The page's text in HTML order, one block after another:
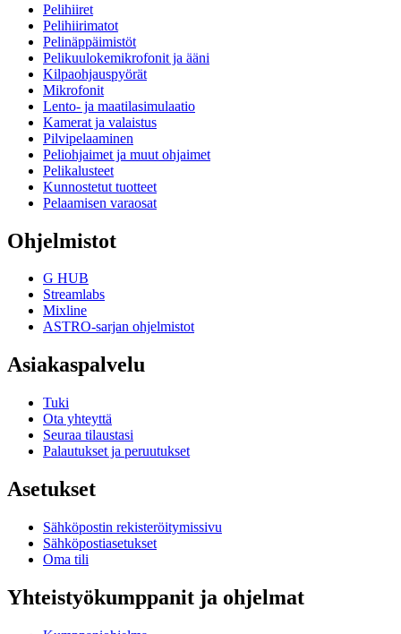
Pelihiiret
Pelihiirimatot
Pelinäppäimistöt
Pelikuulokemikrofonit ja ääni
Kilpaohjauspyörät
Mikrofonit
Lento- ja maatilasimulaatio
Kamerat ja valaistus
Pilvipelaaminen
Peliohjaimet ja muut ohjaimet
Pelikalusteet
Kunnostetut tuotteet
Pelaamisen varaosat
Ohjelmistot
G HUB
Streamlabs
Mixline
ASTRO-sarjan ohjelmistot
Asiakaspalvelu
Tuki
Ota yhteyttä
Seuraa tilaustasi
Palautukset ja peruutukset
Asetukset
Sähköpostin rekisteröitymissivu
Sähköpostiasetukset
Oma tili
Yhteistyökumppanit ja ohjelmat